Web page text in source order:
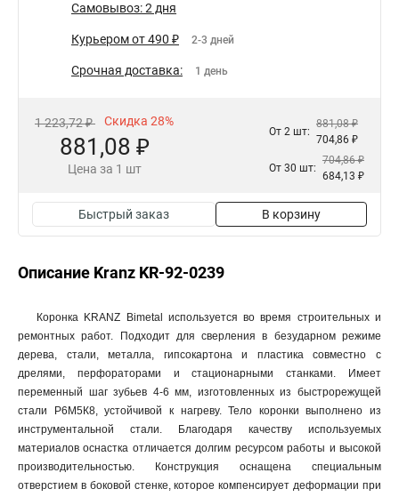
Самовывоз: 2 дня
Курьером от 490 ₽ 2-3 дней
Срочная доставка: 1 день
1 223,72 ₽ Скидка 28%
881,08 ₽
Цена за 1 шт
От 2 шт:
881,08 ₽
704,86 ₽
От 30 шт:
704,86 ₽
684,13 ₽
Быстрый заказ В корзину
Описание Kranz KR-92-0239
Коронка KRANZ Bimetal используется во время строительных и
ремонтных работ. Подходит для сверления в безударном режиме
дерева, стали, металла, гипсокартона и пластика совместно с
дрелями, перфораторами и стационарными станками. Имеет
переменный шаг зубьев 4-6 мм, изготовленных из быстрорежущей
стали Р6М5К8, устойчивой к нагреву. Тело коронки выполнено из
инструментальной стали. Благодаря качеству используемых
материалов оснастка отличается долгим ресурсом работы и высокой
производительностью. Конструкция оснащена специальным
отверстием в боковой стенке, которое компенсирует деформации при